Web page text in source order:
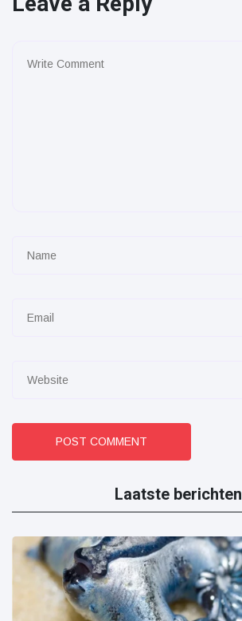
POST COMMENT
Laatste berichten